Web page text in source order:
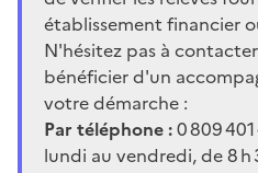
établissement financier
N'hésitez pas à
bénéficier d'un
votre démarche :
Par téléphone :0 809
lundi au vendredi, de 8 h